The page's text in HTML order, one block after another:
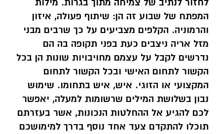
לחזור לנתיב של צמיחה מתוך בגרות. מילות
המפתח של שבוע זה הן: שיתוף פעולה, איזון
והרמוניה. הקלפים מצביעים על כך שרבים מבני
מזל אריה ניצבים כעת בפני תקופה בה הם
נדרשים לקבל על עצמם מחויבויות שונות הן בכל
הקשור לתחום האישי ובכל הקשור לתחום
המקצועי או הזוגי. איש, איש בתחומו. שימוש
נבון בשלושת המילים שרשומות למעלה, יאפשר
לכם להגיע אל ההחלטות הנכונות, אשר בעזרתם
תוכלו להתקדם צעד אחד נוסף בדרך למימושכם